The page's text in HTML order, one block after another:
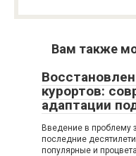
Вам также
курортов:
адаптации
Введение в проблему
последние
популярные и